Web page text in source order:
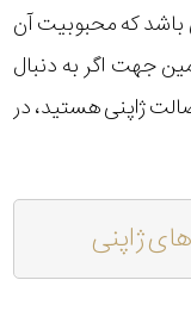
که محبوبیت آن
جهت اگر به دنبال
ژاپنی هستید، در
ژاپنی